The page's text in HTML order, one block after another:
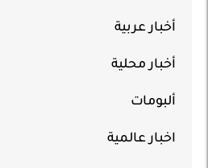
أخبار عربية
أخبار محلية
ألبومات
اخبار عالمية